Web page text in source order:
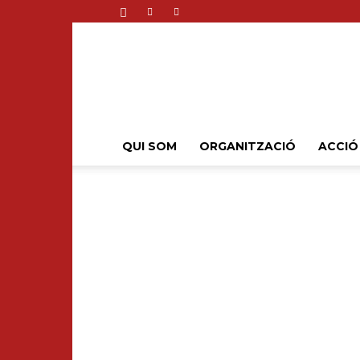
QUI SOM ORGANITZACIÓ